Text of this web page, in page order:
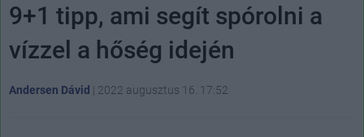
9+1 tipp, ami segít spórolni a
vízzel a hőség idején
Andersen Dávid | 2022 augusztus 16. 17:52